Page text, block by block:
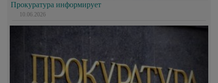
Прокуратура информирует
10.06.2026